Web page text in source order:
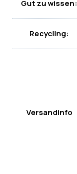
Gut zu wissen:
Recycling:
Versandinfo